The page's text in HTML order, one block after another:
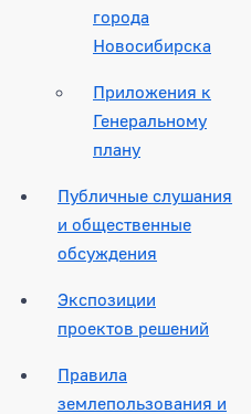
города
Новосибирска
Приложения к
Генеральному
плану
Публичные слушания
и общественные
обсуждения
Экспозиции
проектов решений
Правила
землепользования и